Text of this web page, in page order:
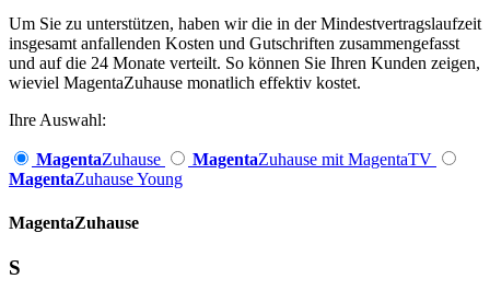
Um Sie zu unterstützen, haben wir die in der Mindestvertragslaufzeit
insgesamt anfallenden Kosten und Gutschriften zusammengefasst
und auf die 24 Monate verteilt. So können Sie Ihren Kunden zeigen,
wieviel MagentaZuhause monatlich effektiv kostet.
Ihre Auswahl:
MagentaZuhause MagentaZuhause mit MagentaTV
MagentaZuhause Young
Magenta­Zuhause
S